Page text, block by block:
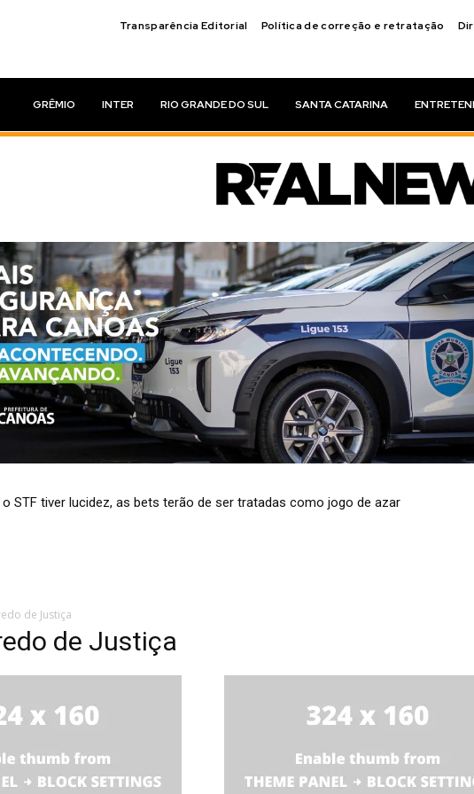
Transparência Editorial Política de correção e retratação
GRÊMIO INTER RIO GRANDE DO SUL SANTA CATARINA
o STF tiver lucidez, as bets terão de ser tratadas como jogo de azar
Temporais afetam abastecimento de água em 37 cidades do RS
de Justiça
de Justiça